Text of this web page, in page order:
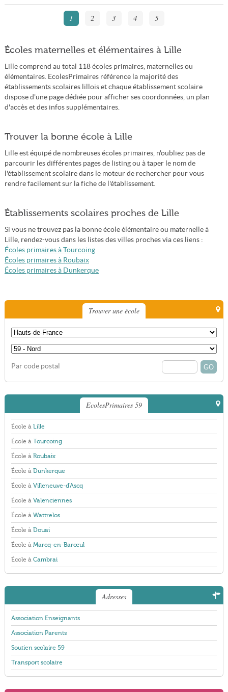
1 2 3 4 5
Écoles maternelles et élémentaires à Lille
Lille comprend au total 118 écoles primaires, maternelles ou
élémentaires. EcolesPrimaires référence la majorité des
établissements scolaires lillois et chaque établissement scolaire
dispose d'une page dédiée pour afficher ses coordonnées, un plan
d'accès et des infos supplémentaires.
Trouver la bonne école à Lille
Lille est équipé de nombreuses écoles primaires, n'oubliez pas de
parcourir les différentes pages de listing ou à taper le nom de
l'établissement scolaire dans le moteur de rechercher pour vous
rendre facilement sur la fiche de l'établissement.
Établissements scolaires proches de Lille
Si vous ne trouvez pas la bonne école élémentaire ou maternelle à
Lille, rendez-vous dans les listes des villes proches via ces liens :
Écoles primaires à Tourcoing
Écoles primaires à Roubaix
Écoles primaires à Dunkerque
Trouver une école
Par code postal
EcolesPrimaires 59
École à Lille
École à Tourcoing
École à Roubaix
École à Dunkerque
École à Villeneuve-d'Ascq
École à Valenciennes
École à Wattrelos
École à Douai
École à Marcq-en-Barœul
École à Cambrai
Adresses
Association Enseignants
Association Parents
Soutien scolaire 59
Transport scolaire